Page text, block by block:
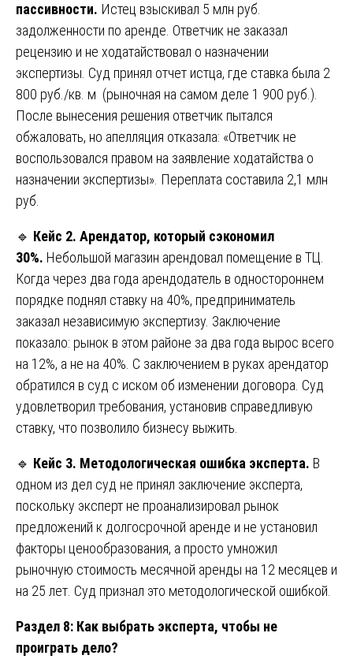
пассивности. Истец взыскивал 5 млн руб.
задолженности по аренде. Ответчик не заказал
рецензию и не ходатайствовал о назначении
экспертизы. Суд принял отчет истца, где ставка была 2
800 руб./кв. м (рыночная на самом деле 1 900 руб.).
После вынесения решения ответчик пытался
обжаловать, но апелляция отказала: «Ответчик не
воспользовался правом на заявление ходатайства о
назначении экспертизы». Переплата составила 2,1 млн
руб.
🔹 Кейс 2. Арендатор, который сэкономил
30%. Небольшой магазин арендовал помещение в ТЦ.
Когда через два года арендодатель в одностороннем
порядке поднял ставку на 40%, предприниматель
заказал независимую экспертизу. Заключение
показало: рынок в этом районе за два года вырос всего
на 12%, а не на 40%. С заключением в руках арендатор
обратился в суд с иском об изменении договора. Суд
удовлетворил требования, установив справедливую
ставку, что позволило бизнесу выжить.
🔹 Кейс 3. Методологическая ошибка эксперта. В
одном из дел суд не принял заключение эксперта,
поскольку эксперт не проанализировал рынок
предложений к долгосрочной аренде и не установил
факторы ценообразования, а просто умножил
рыночную стоимость месячной аренды на 12 месяцев и
на 25 лет. Суд признал это методологической ошибкой.
Раздел 8: Как выбрать эксперта, чтобы не
проиграть дело?